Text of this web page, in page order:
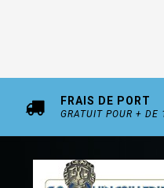
FRAIS DE PORT
GRATUIT POUR + DE